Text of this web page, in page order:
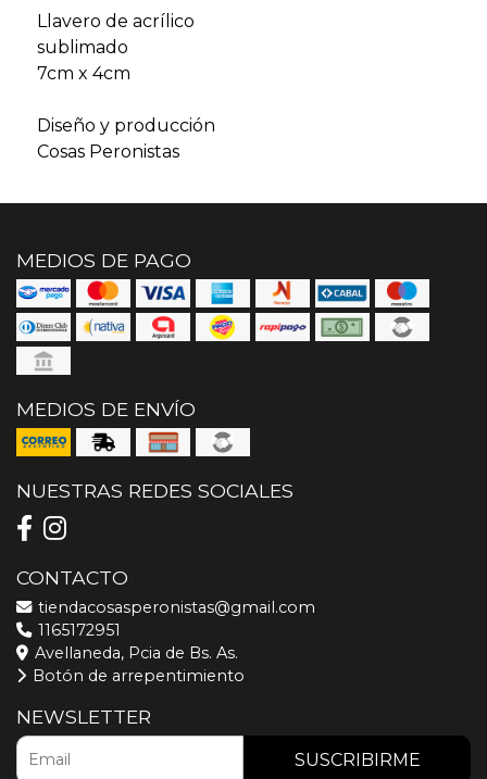
Llavero de acrílico
sublimado
7cm x 4cm
Diseño y producción
Cosas Peronistas
MEDIOS DE PAGO
MEDIOS DE ENVÍO
NUESTRAS REDES SOCIALES
CONTACTO
tiendacosasperonistas@gmail.com
1165172951
Avellaneda, Pcia de Bs. As.
Botón de arrepentimiento
NEWSLETTER
SUSCRIBIRME